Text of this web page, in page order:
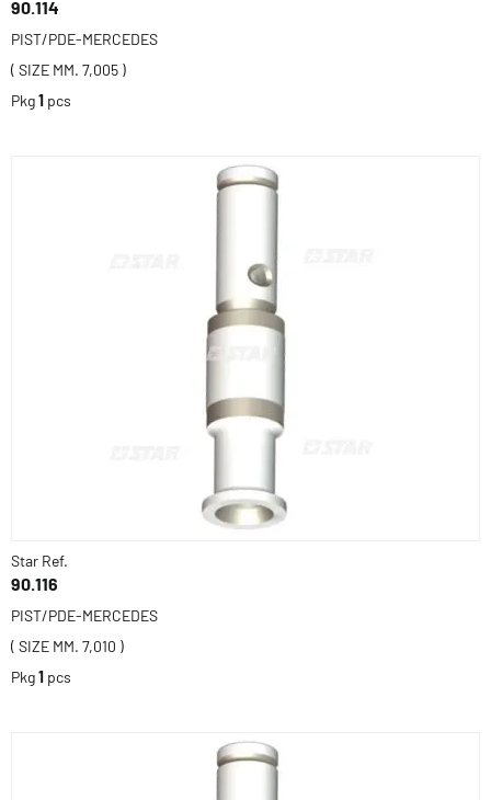
90.114
PIST/PDE-MERCEDES
( SIZE MM. 7,005 )
Pkg1 pcs
Star Ref.
90.116
PIST/PDE-MERCEDES
( SIZE MM. 7,010 )
Pkg1 pcs